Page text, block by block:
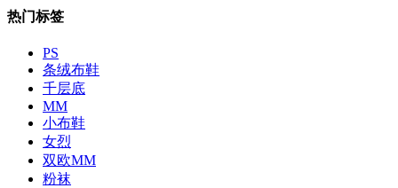
热门标签
PS
条绒布鞋
千层底
MM
小布鞋
女烈
双欧MM
粉袜